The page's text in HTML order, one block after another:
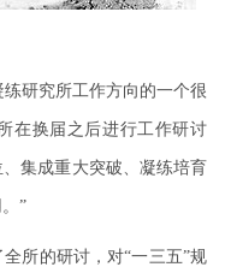
研究所工作方向的一个很
在换届之后进行工作研讨
集成重大突破、凝练培育
”
所的研讨，对“一三五”规